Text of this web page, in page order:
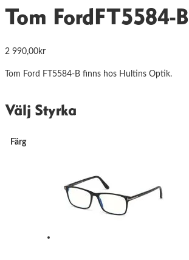
Tom Ford FT5584-B
2 990,00kr
Tom Ford FT5584-B finns hos Hultins Optik.
Välj Styrka
Färg